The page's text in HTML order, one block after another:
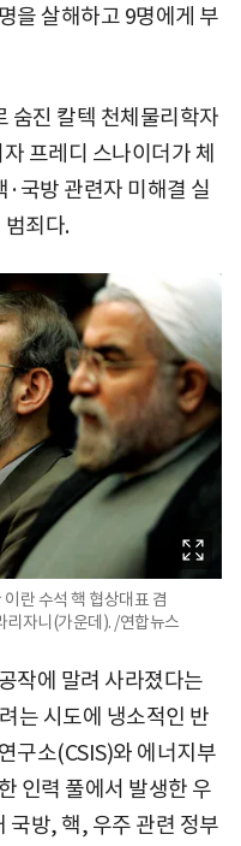
을 살해하고 9명에게 부
숨진 칼텍 천체물리학자
프레디 스나이더가 체
국방 관련자 미해결 실
범죄다.
란 수석 핵 협상대표 겸
리자니(가운데). /연합뉴스
작에 말려 사라졌다는
는 시도에 냉소적인 반
구소(CSIS)와 에너지부
인력 풀에서 발생한 우
국방, 핵, 우주 관련 정부